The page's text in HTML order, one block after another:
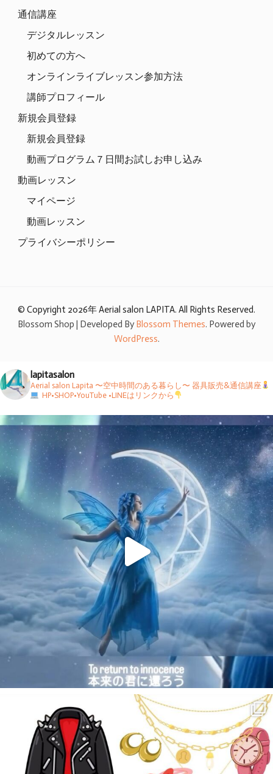
通信講座
デジタルレッスン
初めての方へ
オンラインライブレッスン参加方法
講師プロフィール
新規会員登録
新規会員登録
動画プログラム７日間お試しお申し込み
動画レッスン
マイページ
動画レッスン
プライバシーポリシー
© Copyright 2026年Aerial salon LAPITA. All Rights Reserved.
Blossom Shop | Developed ByBlossom Themes. Powered by
WordPress.
lapitasalon
Aerial salon Lapita 〜空中時間のある暮らし〜 器具販売&通信講座
HP•SHOP•YouTube •LINEはリンクから